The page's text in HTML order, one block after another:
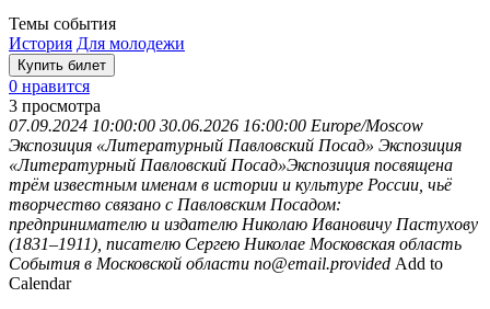
Темы события
История Для молодежи
Купить билет
0 нравится
3 просмотра
07.09.2024 10:00:00 30.06.2026 16:00:00 Europe/Moscow
Экспозиция «Литературный Павловский Посад» Экспозиция
«Литературный Павловский Посад»Экспозиция посвящена
трём известным именам в истории и культуре России, чьё
творчество связано с Павловским Посадом:
предпринимателю и издателю Николаю Ивановичу Пастухову
(1831–1911), писателю Сергею Николае Московская область
События в Московской области no@email.provided Add to
Calendar